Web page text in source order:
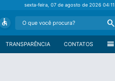
sexta-feira, 07 de agosto de 202604:11
Accessible Search
menu
CONTATOS
TRANSPARÊNCIA